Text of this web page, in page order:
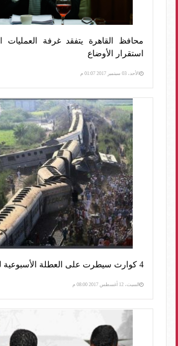
محافظ القاهرة يتفقد غرفة العمليات
استقرار الأوضاع
الأحد، 03 سبتمبر 2017 01:07 م
4 كوارث سيطرت على العطلة الأسبوعية للمصريين
السبت، 12 أغسطس 2017 08:00 م